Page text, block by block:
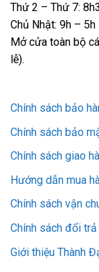
Thứ 2 – Thứ 7:
Chủ Nhật: 9h – 5h
Mở cửa toàn bộ
lễ).
Chính sách bảo
Chính sách bảo
Chính sách giao
Hướng dẫn mua
Chính sách vận
Chính sách đổi
Giới thiệu Thành